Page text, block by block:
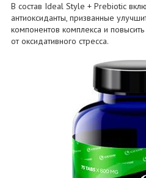
В состав Ideal Style + Prebiotic
антиоксиданты, призванные
компонентов комплекса и
от оксидативного стресса.